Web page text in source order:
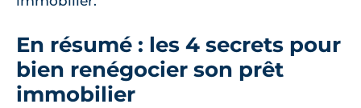
En résumé : les 4 secrets pour
bien renégocier son prêt
immobilier